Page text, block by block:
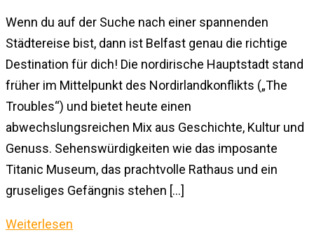
Wenn du auf der Suche nach einer spannenden
Städtereise bist, dann ist Belfast genau die richtige
Destination für dich! Die nordirische Hauptstadt stand
früher im Mittelpunkt des Nordirlandkonflikts („The
Troubles“) und bietet heute einen
abwechslungsreichen Mix aus Geschichte, Kultur und
Genuss. Sehenswürdigkeiten wie das imposante
Titanic Museum, das prachtvolle Rathaus und ein
gruseliges Gefängnis stehen […]
Weiterlesen